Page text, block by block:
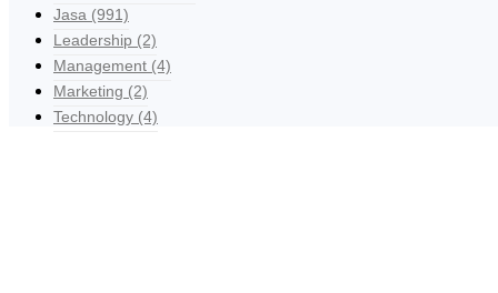
Jasa (991)
Leadership (2)
Management (4)
Marketing (2)
Technology (4)